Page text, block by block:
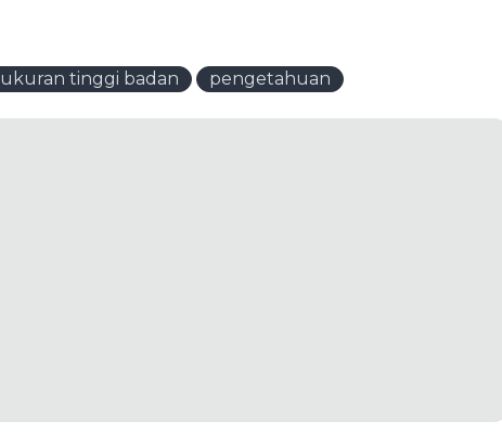
ukuran tinggi badan pengetahuan